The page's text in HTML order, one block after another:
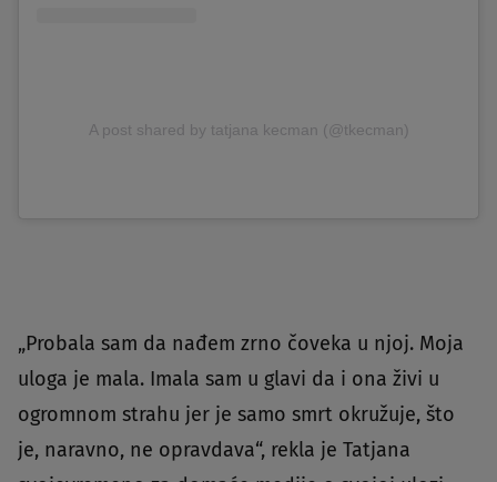
A post shared by tatjana kecman (@tkecman)
„Probala sam da nađem zrno čoveka u njoj. Moja
uloga je mala. Imala sam u glavi da i ona živi u
ogromnom strahu jer je samo smrt okružuje, što
je, naravno, ne opravdava“, rekla je Tatjana